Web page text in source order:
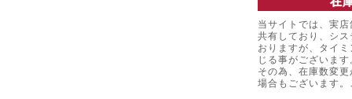
当サイトでは、実
共有しており、シ
おりますが、タイ
じる事がございます
その為、在庫数変
場合もございます